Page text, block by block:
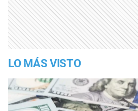
LO MÁS VISTO